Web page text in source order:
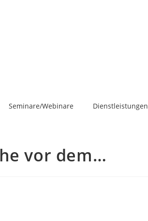
Seminare/Webinare Dienstleistungen
vor dem…